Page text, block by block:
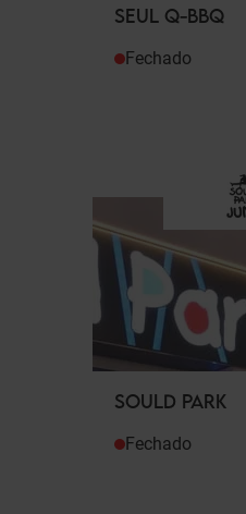
SEUL Q-BBQ
Fechado
SOULD PARK
Fechado